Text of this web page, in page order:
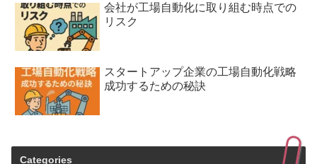
会社が工場自動化に取り組む時点での
リスク
スタートアップ企業の工場自動化戦略
成功するための秘訣
Categories